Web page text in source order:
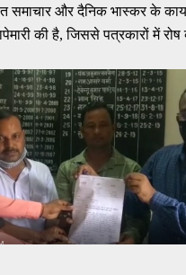
समाचार और दैनिक भास्कर के
की है, जिससे पत्रकारों में रोष